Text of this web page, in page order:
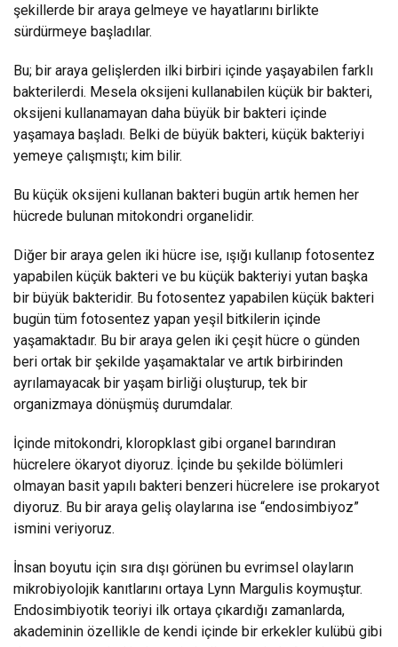
şekillerde bir araya gelmeye ve hayatlarını birlikte
sürdürmeye başladılar.
Bu; bir araya gelişlerden ilki birbiri içinde yaşayabilen farklı
bakterilerdi. Mesela oksijeni kullanabilen küçük bir bakteri,
oksijeni kullanamayan daha büyük bir bakteri içinde
yaşamaya başladı. Belki de büyük bakteri, küçük bakteriyi
yemeye çalışmıştı; kim bilir.
Bu küçük oksijeni kullanan bakteri bugün artık hemen her
hücrede bulunan mitokondri organelidir.
Diğer bir araya gelen iki hücre ise, ışığı kullanıp fotosentez
yapabilen küçük bakteri ve bu küçük bakteriyi yutan başka
bir büyük bakteridir. Bu fotosentez yapabilen küçük bakteri
bugün tüm fotosentez yapan yeşil bitkilerin içinde
yaşamaktadır. Bu bir araya gelen iki çeşit hücre o günden
beri ortak bir şekilde yaşamaktalar ve artık birbirinden
ayrılamayacak bir yaşam birliği oluşturup, tek bir
organizmaya dönüşmüş durumdalar.
İçinde mitokondri, kloropklast gibi organel barındıran
hücrelere ökaryot diyoruz. İçinde bu şekilde bölümleri
olmayan basit yapılı bakteri benzeri hücrelere ise prokaryot
diyoruz. Bu bir araya geliş olaylarına ise “endosimbiyoz”
ismini veriyoruz.
İnsan boyutu için sıra dışı görünen bu evrimsel olayların
mikrobiyolojik kanıtlarını ortaya Lynn Margulis koymuştur.
Endosimbiyotik teoriyi ilk ortaya çıkardığı zamanlarda,
akademinin özellikle de kendi içinde bir erkekler kulübü gibi